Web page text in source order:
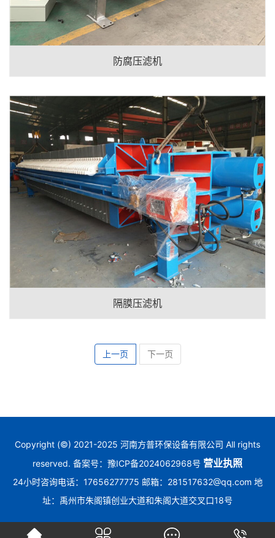
防腐压滤机
隔膜压滤机
上一页 下一页
Copyright (©) 2021-2025 河南方普环保设备有限公司 All rights
reserved. 备案号： 豫ICP备2024062968号 营业执照
24小时咨询电话：17656277775 邮箱：281517632@qq.com 地
址：禹州市朱阁镇创业大道和朱阁大道交叉口18号